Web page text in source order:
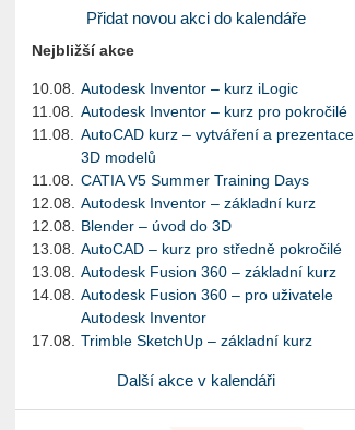
Přidat novou akci do kalendáře
Nejbližší akce
10.08.
Autodesk Inventor – kurz iLogic
11.08.
Autodesk Inventor – kurz pro pokročilé
11.08.
AutoCAD kurz – vytváření a prezentace
3D modelů
11.08.
CATIA V5 Summer Training Days
12.08.
Autodesk Inventor – základní kurz
12.08.
Blender – úvod do 3D
13.08.
AutoCAD – kurz pro středně pokročilé
13.08.
Autodesk Fusion 360 – základní kurz
14.08.
Autodesk Fusion 360 – pro uživatele
Autodesk Inventor
17.08.
Trimble SketchUp – základní kurz
Další akce v kalendáři